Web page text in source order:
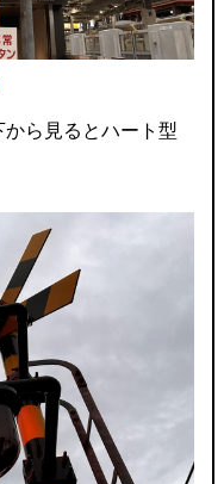
ら見るとハート型